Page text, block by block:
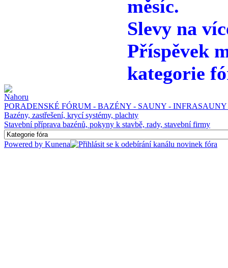
měsíc.
Slevy na
Příspěvek
kategorie
PORADENSKÉ FÓRUM - BAZÉNY - SAUNY -
Bazény, zastřešení, krycí systémy, plachty
Stavební příprava bazénů, pokyny k stavbě, rady, stavební firmy
Powered by Kunena